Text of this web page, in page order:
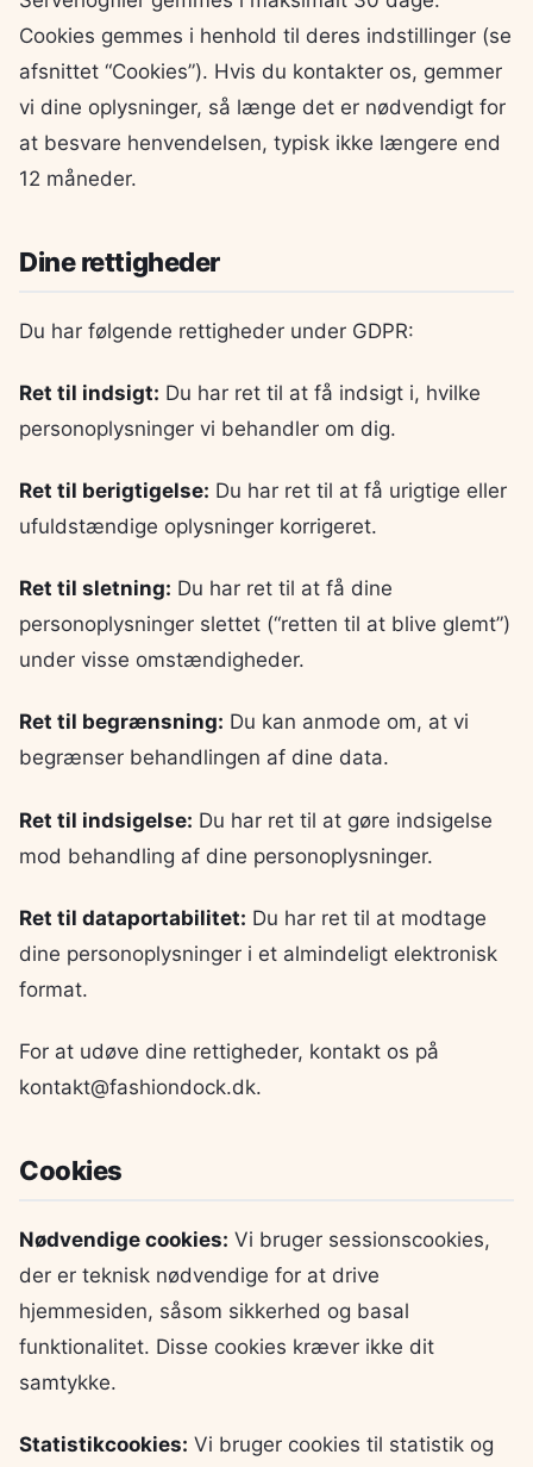
Cookies gemmes i henhold til deres indstillinger (se
afsnittet “Cookies”). Hvis du kontakter os, gemmer
vi dine oplysninger, så længe det er nødvendigt for
at besvare henvendelsen, typisk ikke længere end
12 måneder.
Dine rettigheder
Du har følgende rettigheder under GDPR:
Ret til indsigt: Du har ret til at få indsigt i, hvilke
personoplysninger vi behandler om dig.
Ret til berigtigelse: Du har ret til at få urigtige eller
ufuldstændige oplysninger korrigeret.
Ret til sletning: Du har ret til at få dine
personoplysninger slettet (“retten til at blive glemt”)
under visse omstændigheder.
Ret til begrænsning: Du kan anmode om, at vi
begrænser behandlingen af dine data.
Ret til indsigelse: Du har ret til at gøre indsigelse
mod behandling af dine personoplysninger.
Ret til dataportabilitet: Du har ret til at modtage
dine personoplysninger i et almindeligt elektronisk
format.
For at udøve dine rettigheder, kontakt os på
kontakt@fashiondock.dk.
Cookies
Nødvendige cookies: Vi bruger sessionscookies,
der er teknisk nødvendige for at drive
hjemmesiden, såsom sikkerhed og basal
funktionalitet. Disse cookies kræver ikke dit
samtykke.
Statistikcookies: Vi bruger cookies til statistik og